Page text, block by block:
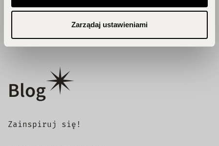
Zarządaj ustawieniami
DOŁĄCZ DO KLUBU!
Blog
Zainspiruj się!